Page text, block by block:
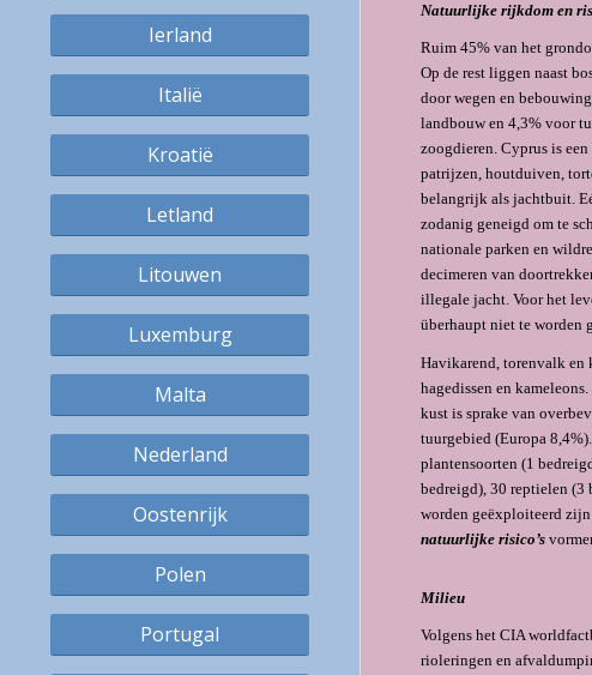
Ierland
Italië
Kroatië
Letland
Litouwen
Luxemburg
Malta
Nederland
Oostenrijk
Polen
Portugal
Natuurlijke rijkdom en
Ruim 45% van het
Op de rest liggen naast
door wegen en
landbouw en 4,3% voor
zoog­dieren. Cyprus is
patrijzen, houtduiven,
belangrijk als jachtbuit.
zodanig geneigd om te
nationale parken en
decimeren van
illegale jacht. Voor het
überhaupt niet te worden
Havikarend, torenvalk en
hagedissen en
kust is sprake van
tuurgebied (Europa
plan­ten­soor­ten (1
bedreigd), 30 reptielen (3
worden geëxploi­teerd zijn
natuurlijke risico’s
Milieu
Volgens het CIA
rioleringen en